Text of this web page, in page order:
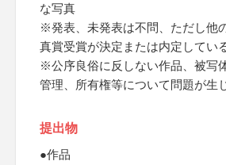
な写真
※発表、未発表は不問、ただし他
真賞受賞が決定または内定してい
※公序良俗に反しない作品、被写
管理、所有権等について問題が生
提出物
●作品